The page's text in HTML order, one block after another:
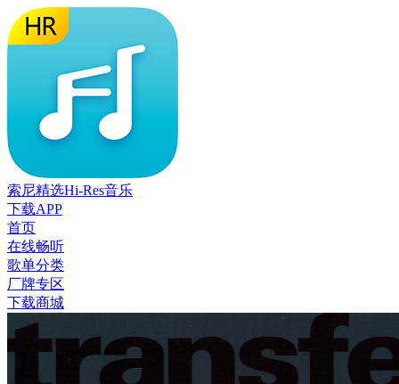
索尼精选Hi-Res音乐
下载APP
首页
在线畅听
歌单分类
厂牌专区
下载商城